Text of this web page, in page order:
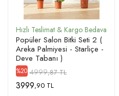
Popüler Salon Bitki Seti 2 (
Areka Palmiyesi - Starliçe -
Deve Tabanı )
%20 4999,87 TL
3999,90 TL